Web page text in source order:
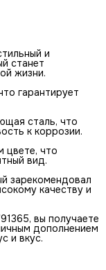
и
станет
жизни.
гарантирует
сталь, что
к коррозии.
цвете, что
вид.
зарекомендовал
качеству и
вы получаете
дополнением
и вкус.